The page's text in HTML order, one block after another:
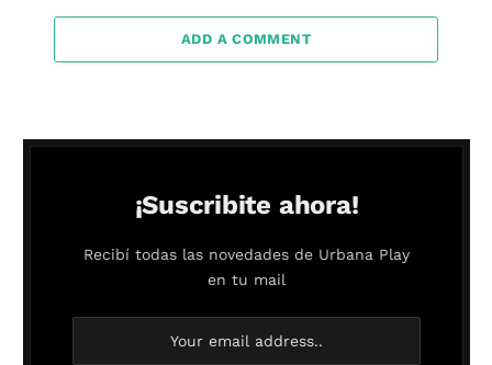
ADD A COMMENT
¡Suscribite ahora!
Recibí todas las novedades de Urbana Play
en tu mail